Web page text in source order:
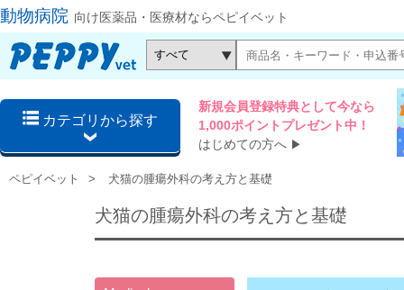
動物病院 向け医薬品・医療材ならペピイベット
カテゴリから探す
新規会員登録特典として今なら
1,000ポイントプレゼント中！
はじめての方へ ▶
ペピイベット 犬猫の腫瘍外科の考え方と基礎
犬猫の腫瘍外科の考え方と基礎